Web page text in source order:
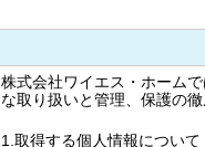
株式会社ワイエス・ホーム
な取り扱いと管理、保護の
1.取得する個人情報について